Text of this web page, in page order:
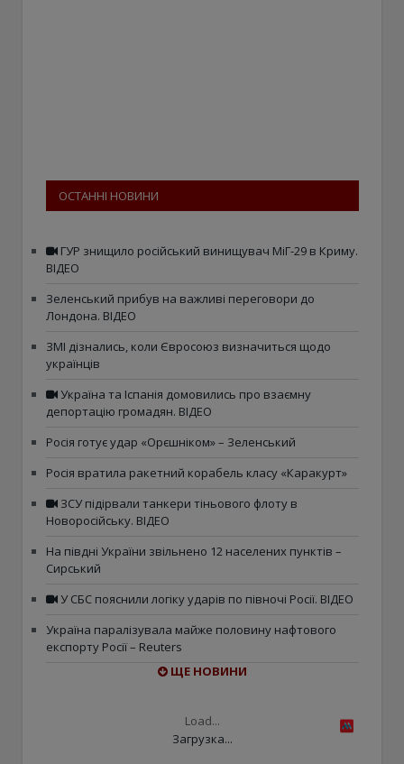
ОСТАННІ НОВИНИ
ГУР знищило російський винищувач МіГ-29 в Криму.
ВІДЕО
Зеленський прибув на важливі переговори до
Лондона. ВІДЕО
ЗМІ дізнались, коли Євросоюз визначиться щодо
українців
Україна та Іспанія домовились про взаємну
депортацію громадян. ВІДЕО
Росія готує удар «Орєшніком» – Зеленський
Росія вратила ракетний корабель класу «Каракурт»
ЗСУ підірвали танкери тіньового флоту в
Новоросійську. ВІДЕО
На півдні України звільнено 12 населених пунктів –
Сирський
У СБС пояснили логіку ударів по півночі Росії. ВІДЕО
Україна паралізувала майже половину нафтового
експорту Росії – Reuters
ЩЕ НОВИНИ
Load...
Загрузка...